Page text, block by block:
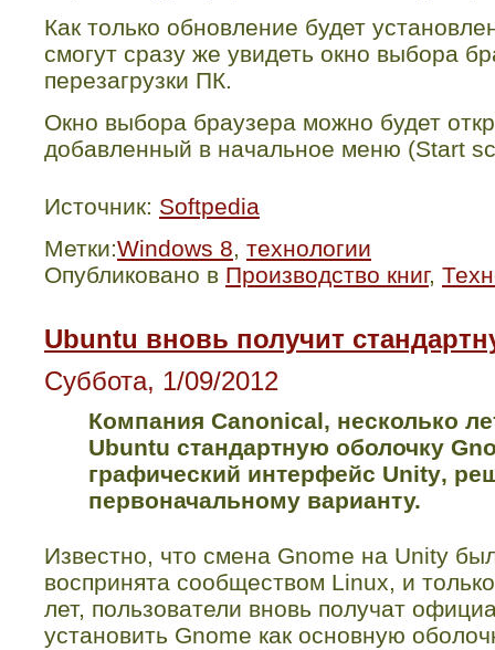
Как только обновление будет
смогут сразу же увидеть окно выбора
перезагрузки ПК.
Окно выбора браузера можно будет
добавленный в начальное меню (Start
Источник: Softpedia
Метки:Windows 8, технологии
Опубликовано в Производство книг,
Ubuntu вновь получит
Суббота, 1/09/2012
Компания Canonical, несколько
Ubuntu стандартную оболочку
графический интерфейс Unity,
первоначальному варианту.
Известно, что смена Gnome на Unity
воспринята сообществом Linux, и
лет, пользователи вновь получат
установить Gnome как основную